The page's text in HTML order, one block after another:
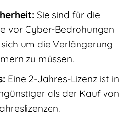
Sie sind für die
vor Cyber-Bedrohungen
um die Verlängerung
zu müssen.
Eine 2-Jahres-Lizenz ist in
als der Kauf von